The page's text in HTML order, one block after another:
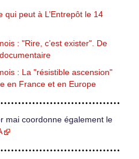
qui peut à L’Entrepôt le 14
: "Rire, c’est exister". De
: La "résistible ascension"
en France et en Europe
mai coordonne également le